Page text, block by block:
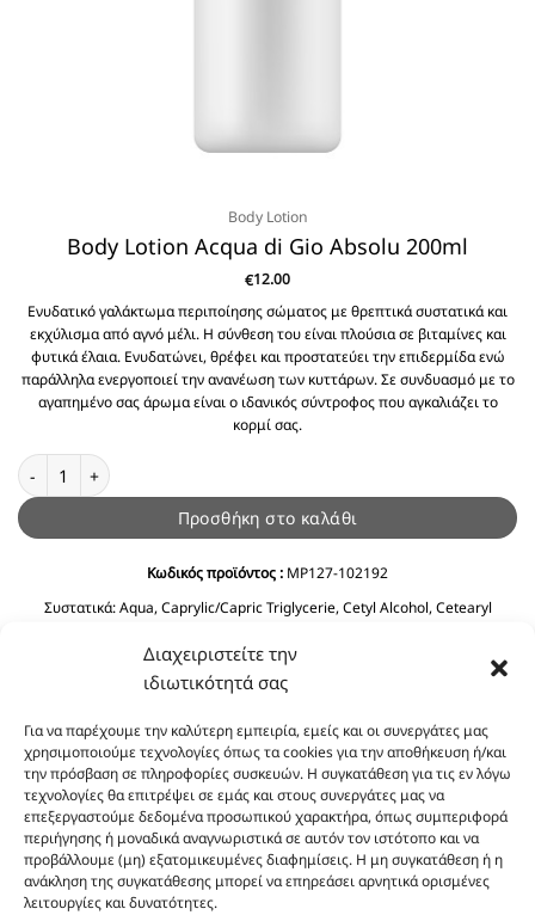
Διαχειριστείτε την
ιδιωτικότητά σας
Για να παρέχουμε την καλύτερη εμπειρία, εμείς και οι συνεργάτες μας
χρησιμοποιούμε τεχνολογίες όπως τα cookies για την αποθήκευση ή/και
την πρόσβαση σε πληροφορίες συσκευών. Η συγκατάθεση για τις εν λόγω
τεχνολογίες θα επιτρέψει σε εμάς και στους συνεργάτες μας να
επεξεργαστούμε δεδομένα προσωπικού χαρακτήρα, όπως συμπεριφορά
περιήγησης ή μοναδικά αναγνωριστικά σε αυτόν τον ιστότοπο και να
προβάλλουμε (μη) εξατομικευμένες διαφημίσεις. Η μη συγκατάθεση ή η
ανάκληση της συγκατάθεσης μπορεί να επηρεάσει αρνητικά ορισμένες
λειτουργίες και δυνατότητες.
Body Lotion
Body Lotion Acqua di Gio Absolu 200ml
€12.00
Ενυδατικό γαλάκτωμα περιποίησης σώματος με θρεπτικά συστατικά και
εκχύλισμα από αγνό μέλι. Η σύνθεση του είναι πλούσια σε βιταμίνες και
φυτικά έλαια. Ενυδατώνει, θρέφει και προστατεύει την επιδερμίδα ενώ
παράλληλα ενεργοποιεί την ανανέωση των κυττάρων. Σε συνδυασμό με το
αγαπημένο σας άρωμα είναι ο ιδανικός σύντροφος που αγκαλιάζει το
κορμί σας.
Body Lotion Acqua di Gio Absolu 200ml ποσότητα
Προσθήκη στο καλάθι
Κωδικός προϊόντος : MP127-102192
Συστατικά:Aqua, Caprylic/Capric Triglycerie, Cetyl Alcohol, Cetearyl
Amygdalus Dulcis Oil, Cyclopentasiloxane, Phenoxyethanol, Ceteareth-20,
Olea Europaea Fruit Oil, Dimethicone, Ethylhexyglycerin, Imidazolidinyl
Urea, Polyquaternium-39, Panthenol, BHT, Sodium Benzoate, Citric Acid.
Οι φωτογραφίες των προϊόντων είναι ενδεικτικές